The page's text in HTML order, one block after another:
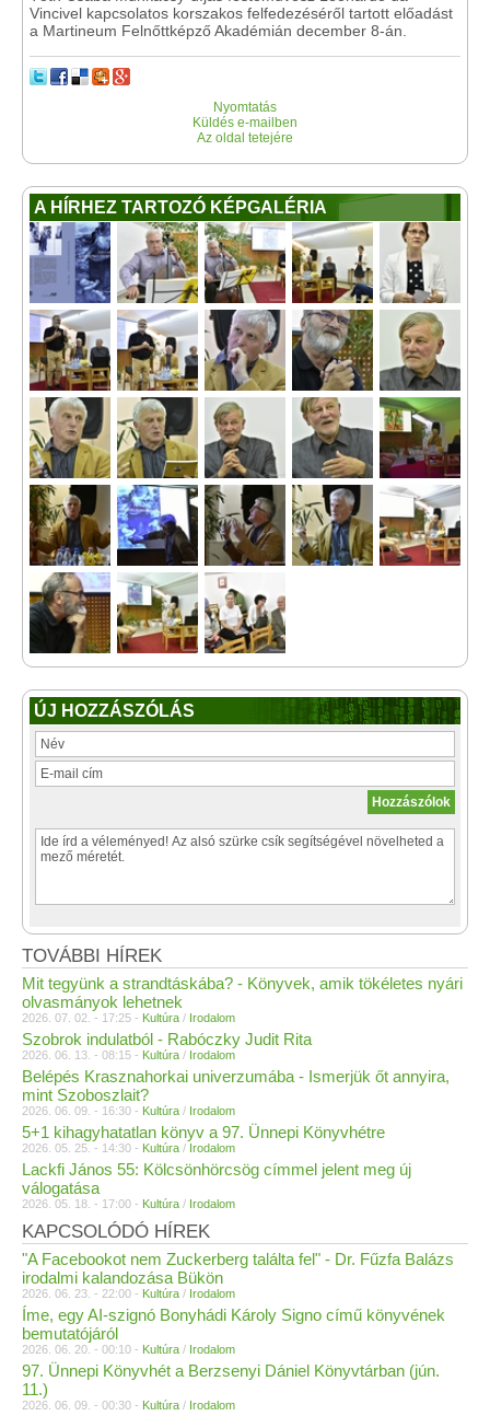
Vincivel kapcsolatos korszakos felfedezéséről tartott előadást
a Martineum Felnőttképző Akadémián december 8-án.
Nyomtatás
Küldés e-mailben
Az oldal tetejére
A HÍRHEZ TARTOZÓ KÉPGALÉRIA
ÚJ HOZZÁSZÓLÁS
TOVÁBBI HÍREK
Mit tegyünk a strandtáskába? - Könyvek, amik tökéletes nyári
olvasmányok lehetnek
2026. 07. 02. - 17:25 - Kultúra / Irodalom
Szobrok indulatból - Rabóczky Judit Rita
2026. 06. 13. - 08:15 - Kultúra / Irodalom
Belépés Krasznahorkai univerzumába - Ismerjük őt annyira,
mint Szoboszlait?
2026. 06. 09. - 16:30 - Kultúra / Irodalom
5+1 kihagyhatatlan könyv a 97. Ünnepi Könyvhétre
2026. 05. 25. - 14:30 - Kultúra / Irodalom
Lackfi János 55: Kölcsönhörcsög címmel jelent meg új
válogatása
2026. 05. 18. - 17:00 - Kultúra / Irodalom
KAPCSOLÓDÓ HÍREK
"A Facebookot nem Zuckerberg találta fel" - Dr. Fűzfa Balázs
irodalmi kalandozása Bükön
2026. 06. 23. - 22:00 - Kultúra / Irodalom
Íme, egy AI-szignó Bonyhádi Károly Signo című könyvének
bemutatójáról
2026. 06. 20. - 00:10 - Kultúra / Irodalom
97. Ünnepi Könyvhét a Berzsenyi Dániel Könyvtárban (jún.
11.)
2026. 06. 09. - 00:30 - Kultúra / Irodalom